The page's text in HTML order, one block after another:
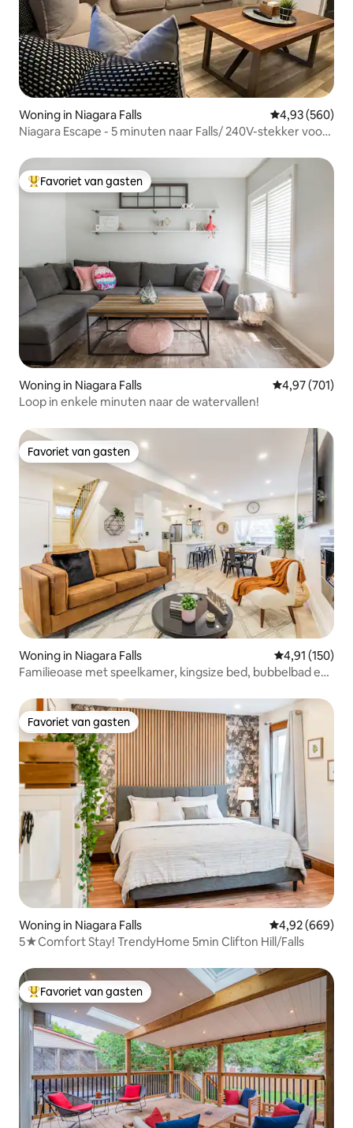
Woning in Niagara Falls Gemiddelde
4,93 (560)
Niagara Escape - 5 minuten naar Falls/ 240V-stekker voor
Topfavoriet van gasten
Favoriet van gasten
Woning in Niagara Falls Gemiddelde
4,97 (701)
Loop in enkele minuten naar de watervallen!
Favoriet van gasten
Favoriet van gasten
Woning in Niagara Falls Gemiddelde
4,91 (150)
Familieoase met speelkamer, kingsize bed, bubbelbad en
Favoriet van gasten
Favoriet van gasten
Woning in Niagara Falls Gemiddelde
4,92 (669)
5★Comfort Stay! TrendyHome 5min Clifton Hill/Falls
Topfavoriet van gasten
Favoriet van gasten